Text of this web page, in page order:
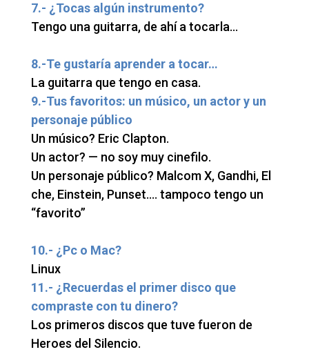
7.- ¿Tocas algún instrumento?
Tengo una guitarra, de ahí a tocarla…
8.-Te gustaría aprender a tocar…
La guitarra que tengo en casa.
9.-Tus favoritos: un músico, un actor y un
personaje público
Un músico? Eric Clapton.
Un actor? — no soy muy cinefilo.
Un personaje público? Malcom X, Gandhi, El
che, Einstein, Punset…. tampoco tengo un
“favorito”
10.- ¿Pc o Mac?
Linux
11.- ¿Recuerdas el primer disco que
compraste con tu dinero?
Los primeros discos que tuve fueron de
Heroes del Silencio.